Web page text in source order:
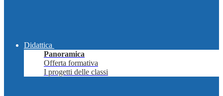
Didattica
Panoramica
Offerta formativa
I progetti delle classi